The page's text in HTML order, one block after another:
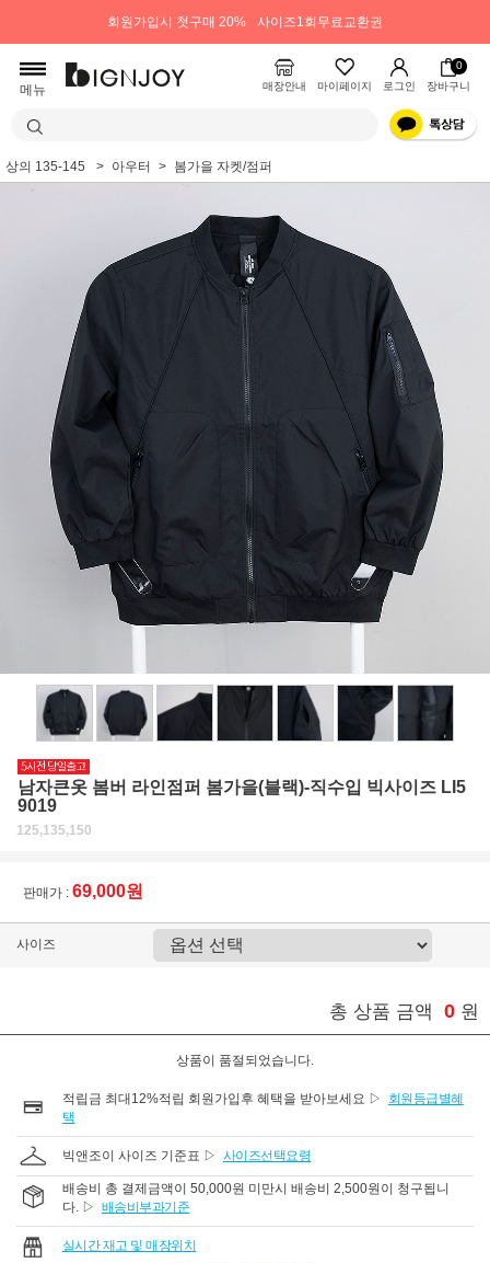
회원가입시 첫구매 20% 사이즈1회무료교환권
메뉴 매장안내 마이페이지 로그인
0
장바구니
상의 135-145 아우터 봄가을 자켓/점퍼
남자큰옷 봄버 라인점퍼 봄가을(블랙)-직수입 빅사이즈 LI5
9019
125,135,150
판매가 : 69,000원
사이즈
총 상품 금액 0 원
상품이 품절되었습니다.
적립금 최대12%적립 회원가입후 혜택을 받아보세요 ▷
회원등급별혜
택
빅앤조이 사이즈 기준표 ▷ 사이즈선택요령
배송비 총 결제금액이 50,000원 미만시 배송비 2,500원이 청구됩니
다. ▷ 배송비부과기준
실시간 재고 및 매장위치